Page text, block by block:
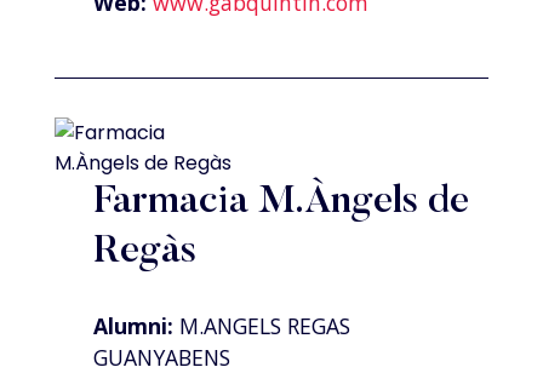
Farmacia M.Àngels de
Regàs
Alumni: M.ANGELS REGAS
GUANYABENS